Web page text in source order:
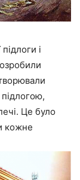
і
підлогою,
Це було
кожне